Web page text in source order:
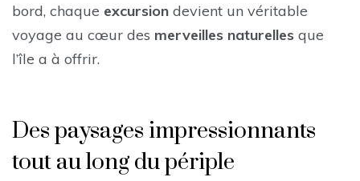
bord, chaque excursion devient un véritable
voyage au cœur des merveilles naturelles que
l’île a à offrir.
Des paysages impressionnants
tout au long du périple